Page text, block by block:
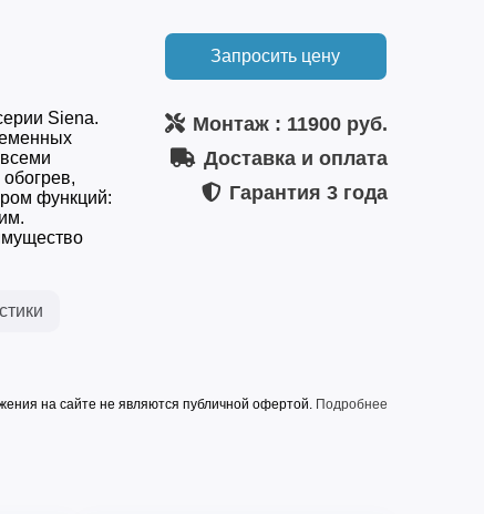
Siena.
функций:
Запросить цену
Монтаж: 11900 руб.
Доставка и оплата
Гарантия 3 года
на сайте не являются публичной офертой. Подробнее